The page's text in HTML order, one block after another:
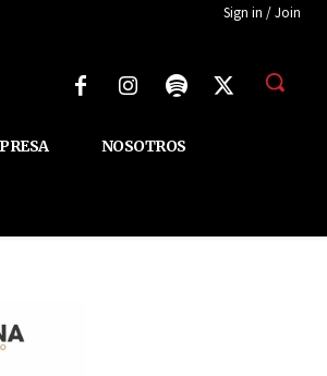
Sign in / Join
NOSOTROS